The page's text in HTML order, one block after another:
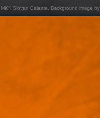
Slovan Galanta. Background image by